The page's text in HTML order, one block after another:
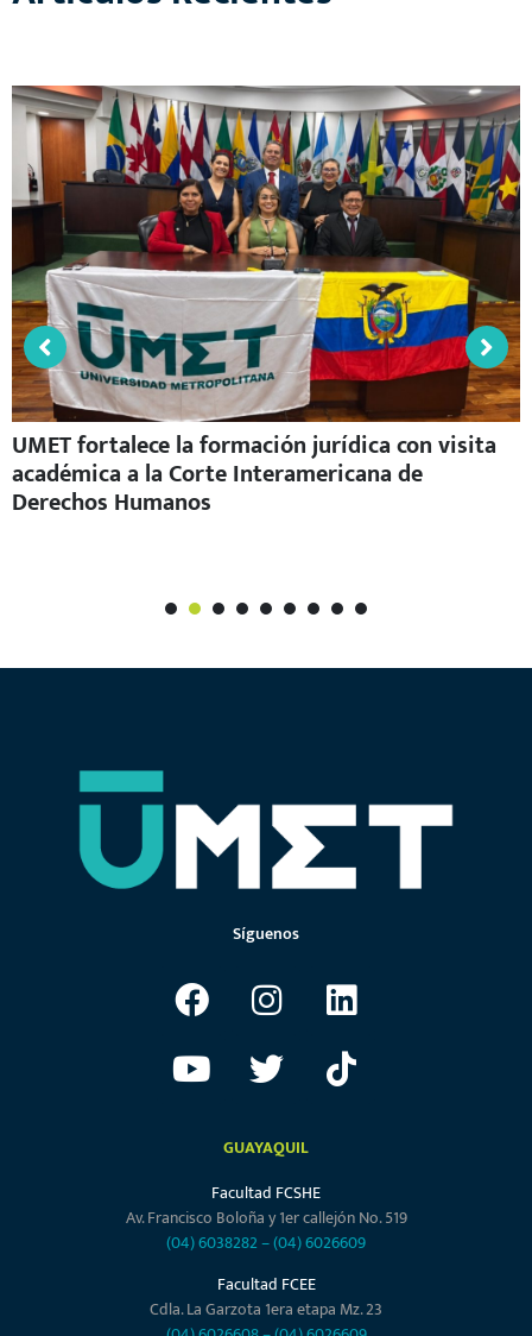
UMET fortalece la formación jurídica con visita
académica a la Corte Interamericana de
Derechos Humanos
1
Síguenos
GUAYAQUIL
Facultad FCSHE
Av. Francisco Boloña y 1er callejón No. 519
(04) 6038282–(04) 6026609
Facultad FCEE
Cdla. La Garzota 1era etapa Mz. 23